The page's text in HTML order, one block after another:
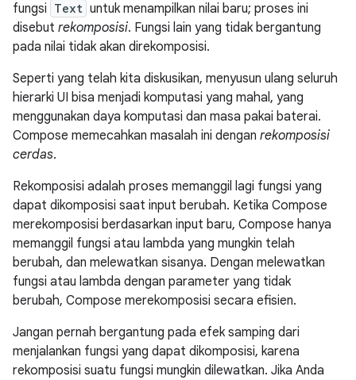
fungsi Text untuk menampilkan nilai baru; proses ini
disebut rekomposisi. Fungsi lain yang tidak bergantung
pada nilai tidak akan direkomposisi.
Seperti yang telah kita diskusikan, menyusun ulang seluruh
hierarki UI bisa menjadi komputasi yang mahal, yang
menggunakan daya komputasi dan masa pakai baterai.
Compose memecahkan masalah ini dengan rekomposisi
cerdas.
Rekomposisi adalah proses memanggil lagi fungsi yang
dapat dikomposisi saat input berubah. Ketika Compose
merekomposisi berdasarkan input baru, Compose hanya
memanggil fungsi atau lambda yang mungkin telah
berubah, dan melewatkan sisanya. Dengan melewatkan
fungsi atau lambda dengan parameter yang tidak
berubah, Compose merekomposisi secara efisien.
Jangan pernah bergantung pada efek samping dari
menjalankan fungsi yang dapat dikomposisi, karena
rekomposisi suatu fungsi mungkin dilewatkan. Jika Anda